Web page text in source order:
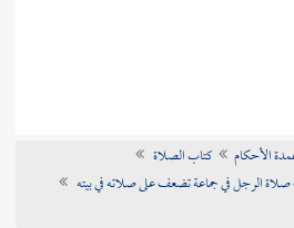
الأحكام
كتاب الصلاة
الرجل في جماعة تضعف على صلاته في بيته